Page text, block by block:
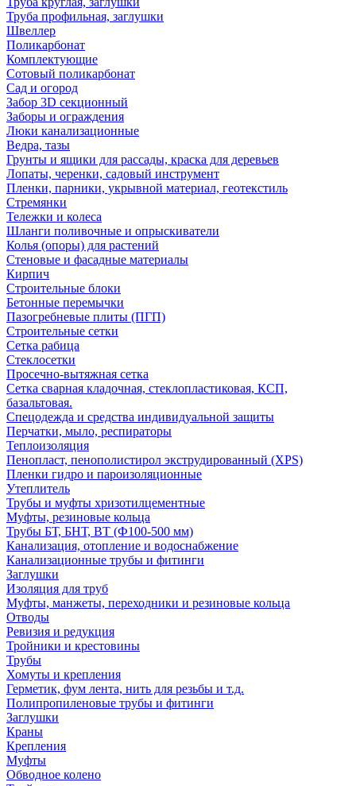
Труба профильная, заглушки
Швеллер
Поликарбонат
Комплектующие
Сотовый поликарбонат
Сад и огород
Забор 3D секционный
Заборы и ограждения
Люки канализационные
Ведра, тазы
Грунты и ящики для рассады, краска для деревьев
Лопаты, черенки, садовый инструмент
Пленки, парники, укрывной материал, геотекстиль
Стремянки
Тележки и колеса
Шланги поливочные и опрыскиватели
Колья (опоры) для растений
Стеновые и фасадные материалы
Кирпич
Строительные блоки
Бетонные перемычки
Пазогребневые плиты (ПГП)
Строительные сетки
Сетка рабица
Стеклосетки
Просечно-вытяжная сетка
Сетка сварная кладочная, стеклопластиковая, КСП,
базальтовая.
Спецодежда и средства индивидуальной защиты
Перчатки, мыло, респираторы
Теплоизоляция
Пенопласт, пенополистирол экструдированный (XPS)
Пленки гидро и пароизоляционные
Утеплитель
Трубы и муфты хризотилцементные
Муфты, резиновые кольца
Трубы БТ, БНТ, ВТ (Ф100-500 мм)
Канализация, отопление и водоснабжение
Канализационные трубы и фитинги
Заглушки
Изоляция для труб
Муфты, манжеты, переходники и резиновые кольца
Отводы
Ревизия и редукция
Тройники и крестовины
Трубы
Хомуты и крепления
Герметик, фум лента, нить для резьбы и т.д.
Полипропиленовые трубы и фитинги
Заглушки
Краны
Крепления
Муфты
Обводное колено